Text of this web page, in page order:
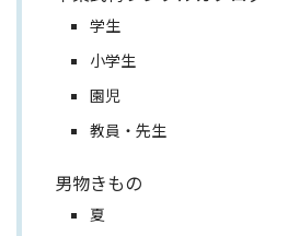
学生
小学生
園児
教員・先生
男物きもの
夏